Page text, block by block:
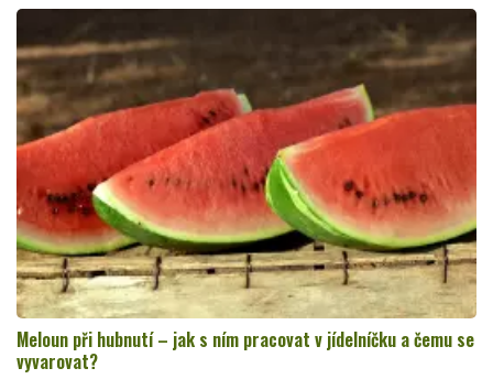
Meloun při hubnutí – jak s ním pracovat v jídelníčku a čemu se
vyvarovat?